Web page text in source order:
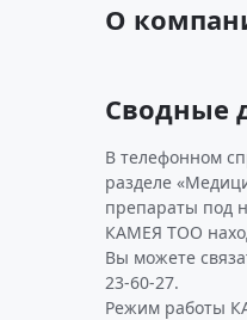
О
Сводные
В телефонном
разделе
препараты под
КАМЕЯ ТОО
Вы можете
23-60-27.
Режим работы